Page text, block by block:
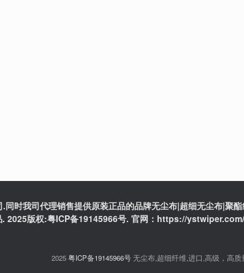
时我司代理销售提供原装正品的品牌无尘布|超细无尘布|聚
. 2025版权:粤ICP备19145966号. 官网：https://ystwiper.com/
2025粤ICP备19145966号无尘布,超细纤维,进口,高级，高质